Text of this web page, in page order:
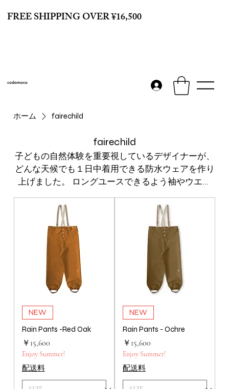
FREE SHIPPING OVER ¥16,500
codomoco
ホーム fairechild
fairechild
子どもの自然体験を重要視しているデザイナーが、
どんな天候でも１日中着用できる防水ウェアを作り
上げました。 ロングユースできるよう袖やウエス
度は着用できる設計になっています。 リサイクル素
材を用いて環境にも配慮。 19本分のペットボトルか
ら1着のレインコートが作られています。
NEW
Rain Pants -Red Oak
価格
￥15,600
Enjoy Summer!
配送料
NEW
Rain Pants - Ochre
価格
￥15,600
Enjoy Summer!
配送料